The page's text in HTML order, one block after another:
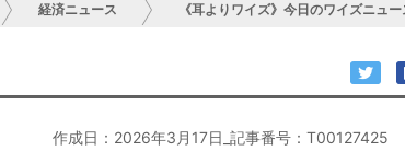
経済ニュース 《耳よりワイズ》今日のワイズニュ
作成日：2026年3月17日_記事番号：T00127425